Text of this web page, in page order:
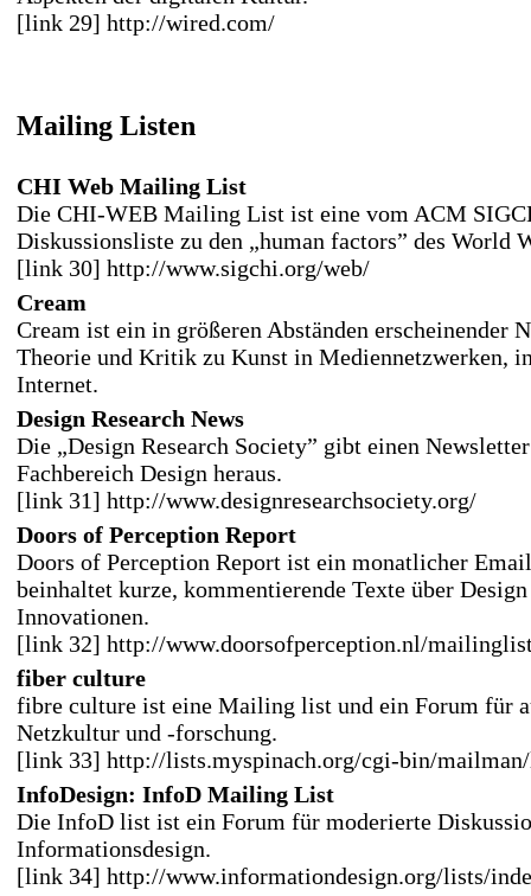
[link 29] http://wired.com/
Mailing Listen
CHI Web Mailing List
Die CHI-WEB Mailing List ist eine vom ACM
Diskussionsliste zu den „human factors” des World
[link 30] http://www.sigchi.org/web/
Cream
Cream ist ein in größeren Abständen erscheinender
Theorie und Kritik zu Kunst in Mediennetzwerken,
Internet.
Design Research News
Die „Design Research Society” gibt einen
Fachbereich Design heraus.
[link 31] http://www.designresearchsociety.org/
Doors of Perception Report
Doors of Perception Report ist ein monatlicher
beinhaltet kurze, kommentierende Texte über
Innovationen.
[link 32] http://www.doorsofperception.nl/
fiber culture
fibre culture ist eine Mailing list und ein Forum für
Netzkultur und -forschung.
[link 33] http://lists.myspinach.org/cgi-bin/
InfoDesign: InfoD Mailing List
Die InfoD list ist ein Forum für moderierte
Informationsdesign.
[link 34] http://www.informationdesign.org/lists/